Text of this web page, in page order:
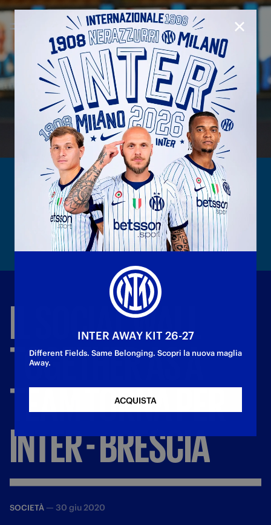
IL SOCIALWALL
TOGETHERASA
TEAMTORNAPER
INTER-BRESCIA
SOCIETÀ — 30 giu 2020
INTER AWAY KIT 26-27
Different Fields. Same Belonging. Scopri la nuova maglia
Away.
ACQUISTA